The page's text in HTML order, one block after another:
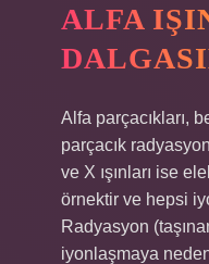
ALFA
Alfa parçacıkları,
parçacık
ve X ışınları ise
örnektir ve hepsi
Radyasyon
iyonlaşmaya